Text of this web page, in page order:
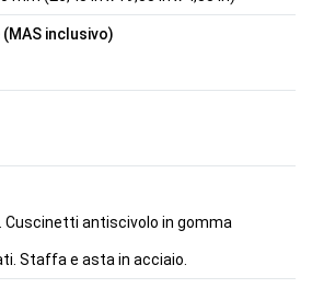
inclusivo)
Cuscinetti antiscivolo in gomma
Staffa e asta in acciaio.